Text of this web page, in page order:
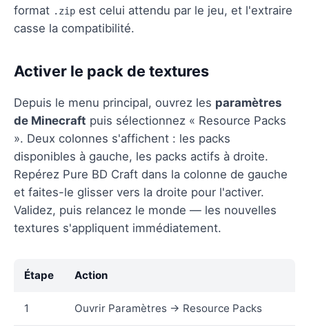
format .zip est celui attendu par le jeu, et l'extraire
casse la compatibilité.
Activer le pack de textures
Depuis le menu principal, ouvrez les paramètres
de Minecraft puis sélectionnez « Resource Packs
». Deux colonnes s'affichent : les packs
disponibles à gauche, les packs actifs à droite.
Repérez Pure BD Craft dans la colonne de gauche
et faites-le glisser vers la droite pour l'activer.
Validez, puis relancez le monde — les nouvelles
textures s'appliquent immédiatement.
Étape Action
1 Ouvrir Paramètres → Resource Packs